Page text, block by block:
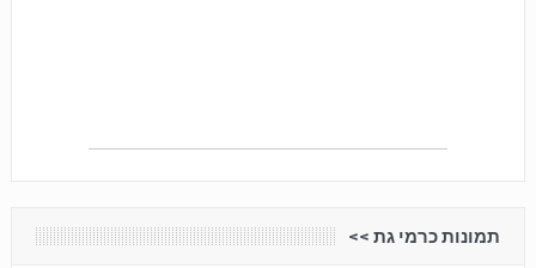
תמונות כרמי גת <<